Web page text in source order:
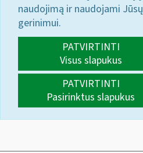
naudojimą ir naudojami
gerinimui.
PATVIRTINTI
Visus slapukus
PATVIRTINTI
Pasirinktus slapukus